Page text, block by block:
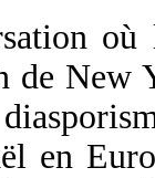
New
en